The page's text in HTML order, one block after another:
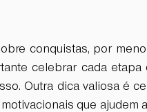
conquistas, por
celebrar cada
Outra dica valiosa é
que ajudem